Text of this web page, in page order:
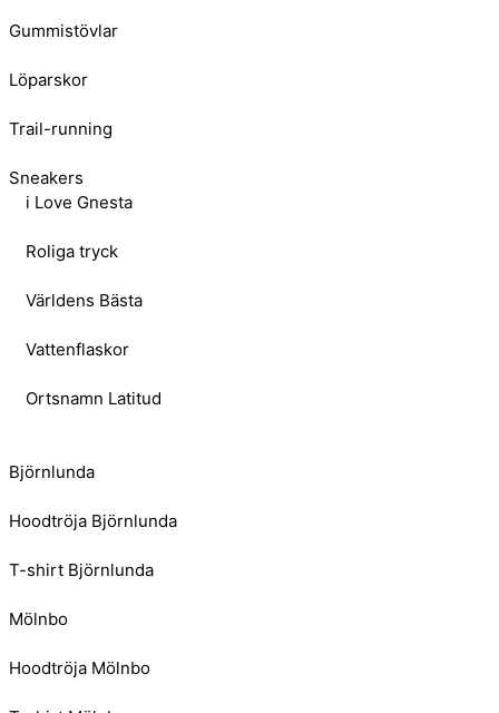
Gummistövlar
Löparskor
Trail-running
Sneakers
i Love Gnesta
Roliga tryck
Världens Bästa
Vattenflaskor
Ortsnamn Latitud
Björnlunda
Hoodtröja Björnlunda
T-shirt Björnlunda
Mölnbo
Hoodtröja Mölnbo